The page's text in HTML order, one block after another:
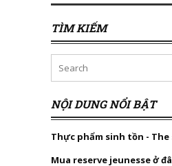
TÌM KIẾM
NỘI DUNG NỔI BẬT
Thực phẩm sinh tồn -
Mua reserve jeunesse ở